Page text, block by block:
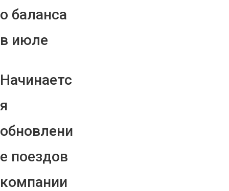
о баланса
в июле
Начинаетс
я
обновлени
е поездов
компании